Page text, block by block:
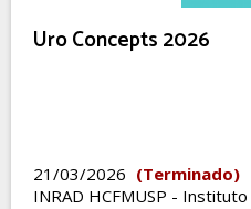
Uro Concepts 2026
21/03/2026 (Terminado)
INRAD HCFMUSP -